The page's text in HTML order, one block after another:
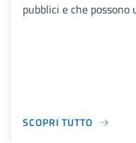
pubblici e che
SCOPRI TUTTO